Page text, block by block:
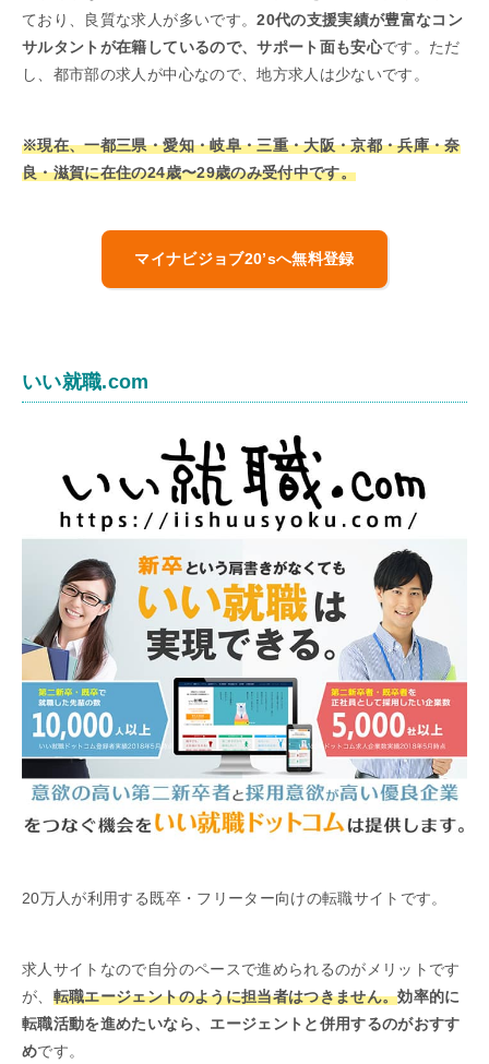
ており、良質な求人が多いです。20代の支援実績が豊富なコン
サルタントが在籍しているので、サポート面も安心です。ただ
し、都市部の求人が中心なので、地方求人は少ないです。
※現在、一都三県・愛知・岐阜・三重・大阪・京都・兵庫・奈
良・滋賀に在住の24歳〜29歳のみ受付中です。
マイナビジョブ20’sへ無料登録
いい就職.com
20万人が利用する既卒・フリーター向けの転職サイトです。
求人サイトなので自分のペースで進められるのがメリットです
が、 転職エージェントのように担当者はつきません。効率的に
転職活動を進めたいなら、エージェントと併用するのがおすす
めです。